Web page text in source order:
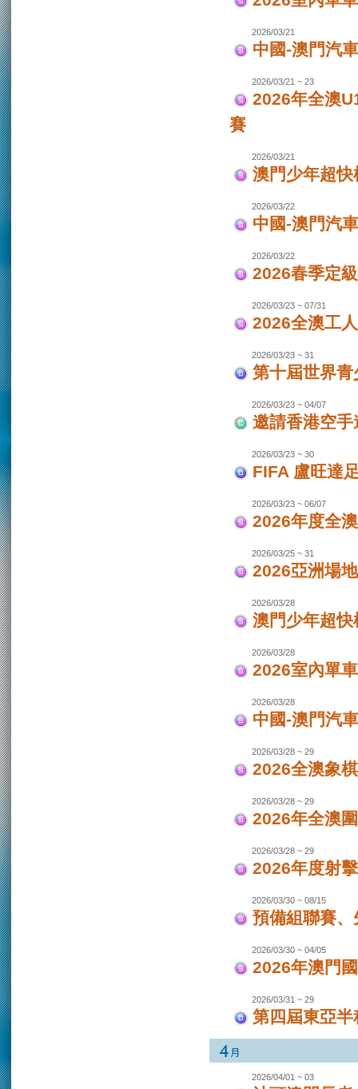
2026/03/21
中國-澳門汽
2026/03/21 ~ 23
2026年全澳
賽
2026/03/21
澳門少年超快
2026/03/22
中國-澳門汽
2026/03/22
2026春季定
2026/03/23 ~ 07/31
2026全澳工
2026/03/23 ~ 31
第十屆世界
2026/03/23 ~ 04/07
邀請香港空
2026/03/23 ~ 30
FIFA 盧旺達
2026/03/23 ~ 06/07
2026年度全
2026/03/25 ~ 31
2026亞洲場
2026/03/28
澳門少年超快
2026/03/28
2026室內單
2026/03/28
中國-澳門汽
2026/03/28 ~ 29
2026全澳象
2026/03/28 ~ 29
2026年全澳
2026/03/28 ~ 29
2026年度射
2026/03/30 ~ 08/15
預備組聯賽
2026/03/30 ~ 04/05
2026年澳門
2026/03/31 ~ 29
第四屆東亞
2026/04/01 ~ 03